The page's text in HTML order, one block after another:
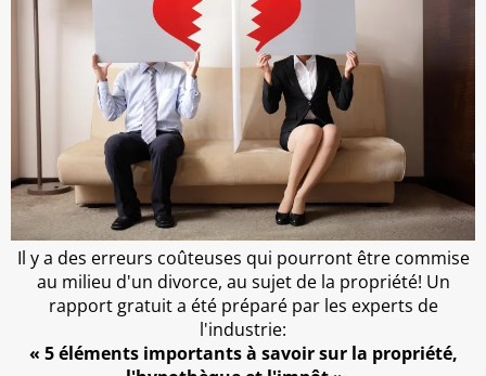
Il y a des erreurs coûteuses qui pourront être commise
au milieu d'un divorce, au sujet de la propriété! Un
rapport gratuit a été préparé par les experts de
l'industrie:
« 5 éléments importants à savoir sur la propriété,